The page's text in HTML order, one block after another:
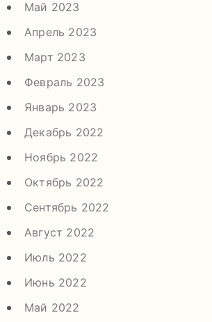
Май 2023
Апрель 2023
Март 2023
Февраль 2023
Январь 2023
Декабрь 2022
Ноябрь 2022
Октябрь 2022
Сентябрь 2022
Август 2022
Июль 2022
Июнь 2022
Май 2022